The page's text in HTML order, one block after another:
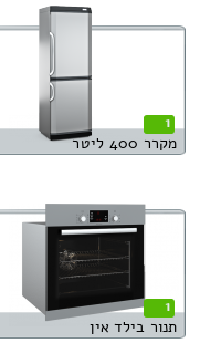
1
מקרר 400 ליטר
1
תנור בילד אין